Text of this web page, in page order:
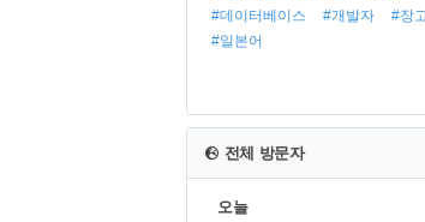
#데이터베이스
#개발자
#장
#일본어
전체 방문자
오늘